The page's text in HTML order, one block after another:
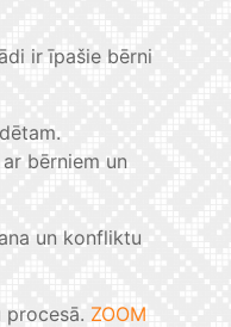
ir īpašie bērni
bērniem un
un konfliktu
procesā. ZOOM